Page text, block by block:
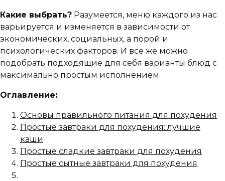
Какие выбрать? Разумеется, меню каждого из нас
варьируется и изменяется в зависимости от
экономических, социальных, а порой и
психологических факторов. И все же можно
подобрать подходящие для себя варианты блюд с
максимально простым исполнением.
Оглавление:
Основы правильного питания для похудения
Простые завтраки для похудения: лучшие
каши
Простые сладкие завтраки для похудения
Простые сытные завтраки для похудения